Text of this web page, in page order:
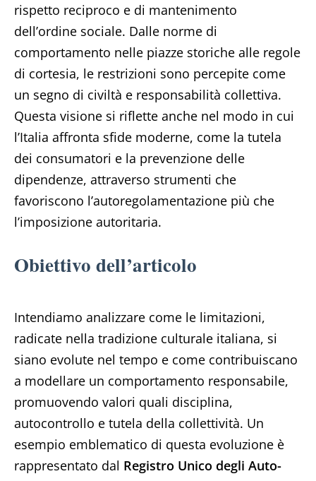
rispetto reciproco e di mantenimento
dell’ordine sociale. Dalle norme di
comportamento nelle piazze storiche alle regole
di cortesia, le restrizioni sono percepite come
un segno di civiltà e responsabilità collettiva.
Questa visione si riflette anche nel modo in cui
l’Italia affronta sfide moderne, come la tutela
dei consumatori e la prevenzione delle
dipendenze, attraverso strumenti che
favoriscono l’autoregolamentazione più che
l’imposizione autoritaria.
Obiettivo dell’articolo
Intendiamo analizzare come le limitazioni,
radicate nella tradizione culturale italiana, si
siano evolute nel tempo e come contribuiscano
a modellare un comportamento responsabile,
promuovendo valori quali disciplina,
autocontrollo e tutela della collettività. Un
esempio emblematico di questa evoluzione è
rappresentato dal Registro Unico degli Auto-